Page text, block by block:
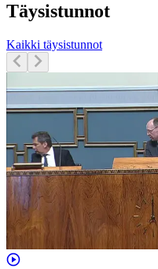
Täysistunnot
Kaikki täysistunnot